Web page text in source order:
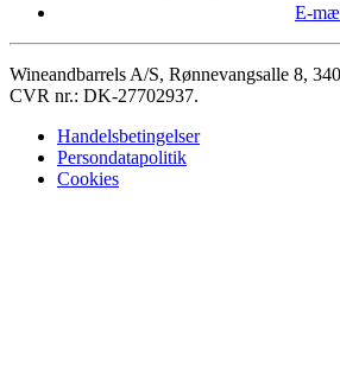
E-
Wineandbarrels A/S, Rønnevangsalle 8,
CVR nr.: DK-27702937.
Handelsbetingelser
Persondatapolitik
Cookies